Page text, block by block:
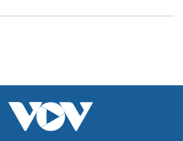
Sao Việt